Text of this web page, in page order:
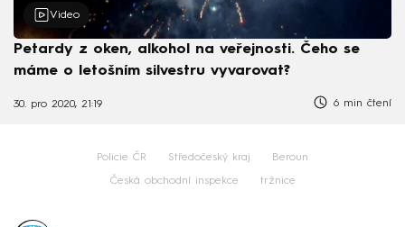
Video
Petardy z oken, alkohol na veřejnosti. Čeho se
máme o letošním silvestru vyvarovat?
30. pro 2020, 21:19 6 min čtení
Policie ČR Středočeský kraj Beroun
Česká obchodní inspekce tržnice